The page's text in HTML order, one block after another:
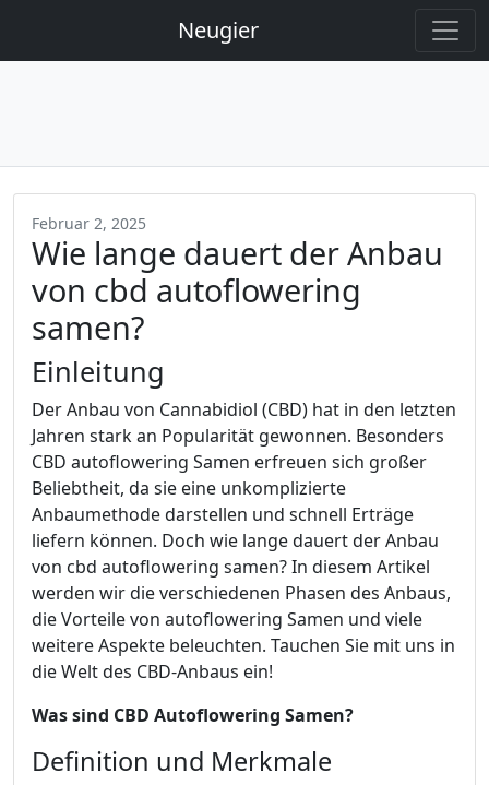
Neugier
Februar 2, 2025
Wie lange dauert der Anbau
von cbd autoflowering
samen?
Einleitung
Der Anbau von Cannabidiol (CBD) hat in den letzten
Jahren stark an Popularität gewonnen. Besonders
CBD autoflowering Samen erfreuen sich großer
Beliebtheit, da sie eine unkomplizierte
Anbaumethode darstellen und schnell Erträge
liefern können. Doch wie lange dauert der Anbau
von cbd autoflowering samen? In diesem Artikel
werden wir die verschiedenen Phasen des Anbaus,
die Vorteile von autoflowering Samen und viele
weitere Aspekte beleuchten. Tauchen Sie mit uns in
die Welt des CBD-Anbaus ein!
Was sind CBD Autoflowering Samen?
Definition und Merkmale